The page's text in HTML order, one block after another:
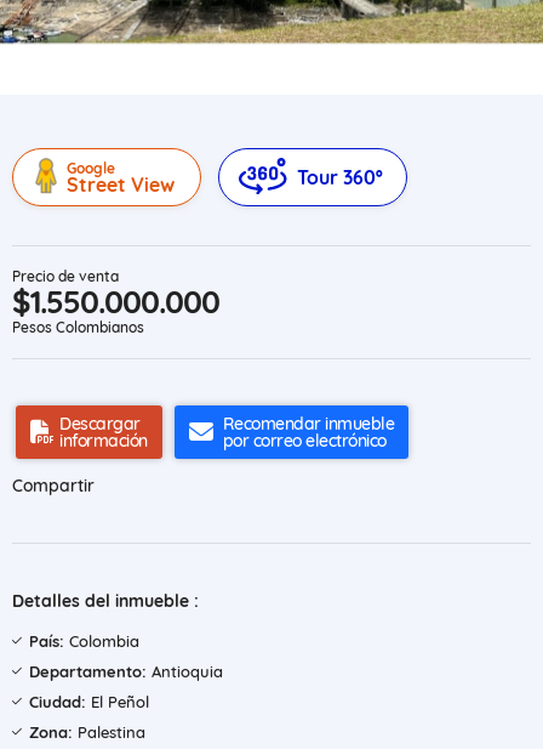
Google
Street View Tour 360º
Precio de venta
$1.550.000.000
Pesos Colombianos
Descargar
información
Recomendar inmueble
por correo electrónico
Compartir
Detalles del inmueble :
País: Colombia
Departamento: Antioquia
Ciudad: El Peñol
Zona: Palestina